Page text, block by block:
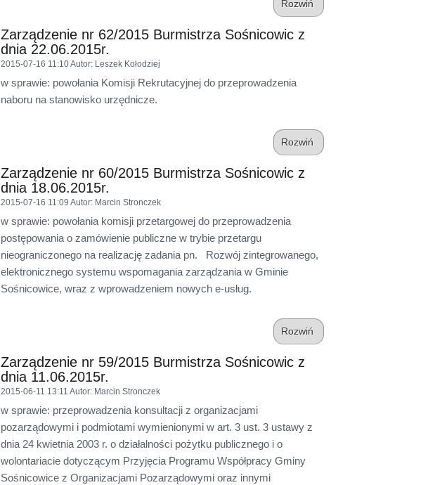
Rozwiń
Zarządzenie nr 62/2015 Burmistrza Sośnicowic z
dnia 22.06.2015r.
2015-07-16 11:10Autor: Leszek Kołodziej
w sprawie: powołania Komisji Rekrutacyjnej do przeprowadzenia
naboru na stanowisko urzędnicze.
Rozwiń
Zarządzenie nr 60/2015 Burmistrza Sośnicowic z
dnia 18.06.2015r.
2015-07-16 11:09 Autor: Marcin Stronczek
w sprawie: powołania komisji przetargowej do przeprowadzenia
postępowania o zamówienie publiczne w trybie przetargu
nieograniczonego na realizację zadania pn. Rozwój zintegrowanego,
elektronicznego systemu wspomagania zarządzania w Gminie
Sośnicowice, wraz z wprowadzeniem nowych e-usług.
Rozwiń
Zarządzenie nr 59/2015 Burmistrza Sośnicowic z
dnia 11.06.2015r.
2015-06-11 13:11 Autor: Marcin Stronczek
w sprawie: przeprowadzenia konsultacji z organizacjami
pozarządowymi i podmiotami wymienionymi w art. 3 ust. 3 ustawy z
dnia 24 kwietnia 2003 r. o działalności pożytku publicznego i o
wolontariacie dotyczącym Przyjęcia Programu Współpracy Gminy
Sośnicowice z Organizacjami Pozarządowymi oraz innymi